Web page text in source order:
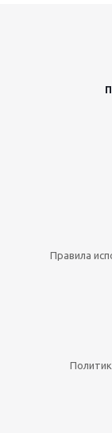
Правила